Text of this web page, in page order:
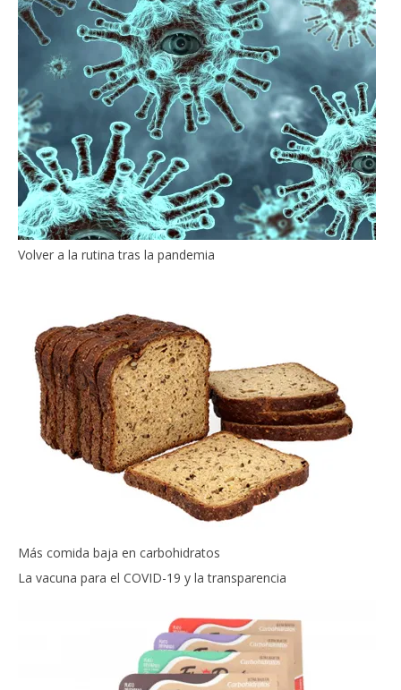
Volver a la rutina tras la pandemia
Más comida baja en carbohidratos
La vacuna para el COVID-19 y la transparencia